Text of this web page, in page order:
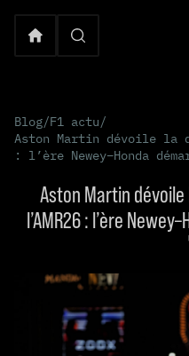
Blog/F1 actu/
Aston Martin dévoile la
: l’ère Newey–Honda
Aston Martin
l’AMR26 : l’ère